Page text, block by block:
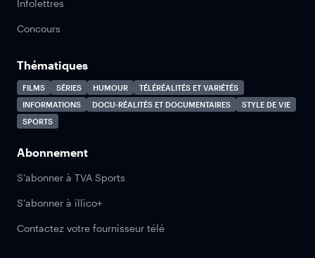
Infolettres
Concours
Thématiques
FILMS SÉRIES HUMOUR
TÉLÉRÉALITÉS ET VARIÉTÉS
INFORMATIONS
DOCU-RÉALITÉS ET DOCUMENTAIRES
STYLE DE VIE
SPORTS
Abonnement
S'abonner à TVA Sports
S'abonner à illico+
Contactez votre fournisseur télé